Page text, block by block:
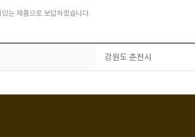
는 제품으로 보답하겠습니다.
강원도 춘천시